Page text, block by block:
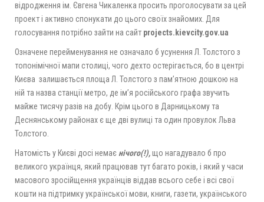
відродження ім. Євгена Чикаленка просить проголосувати за цей
проект і активно спонукати до цього своїх знайомих. Для
голосування потрібно зайти на сайт projects. kievcity.gov.ua
Означене перейменування не означало б усунення Л. Толстого з
топонімічної мапи столиці, чого дехто остерігається, бо в центрі
Києва залишається площа Л. Толстого з пам’ятною дошкою на
ній та назва станції метро, де ім’я російського графа звучить
майже тисячу разів на добу. Крім цього в Дарницькому та
Деснянському районах є ще дві вулиці та один провулок Льва
Толстого.
Натомість у Києві досі немає нічого(!),що нагадувало б про
великого українця, який працював тут багато років, і який у часи
масового зросійщення українців віддав всього себе і всі свої
кошти на підтримку української мови, книги, газети, українського